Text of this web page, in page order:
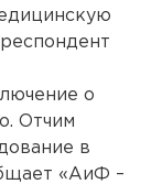
о
Отчим
в
«АиФ –